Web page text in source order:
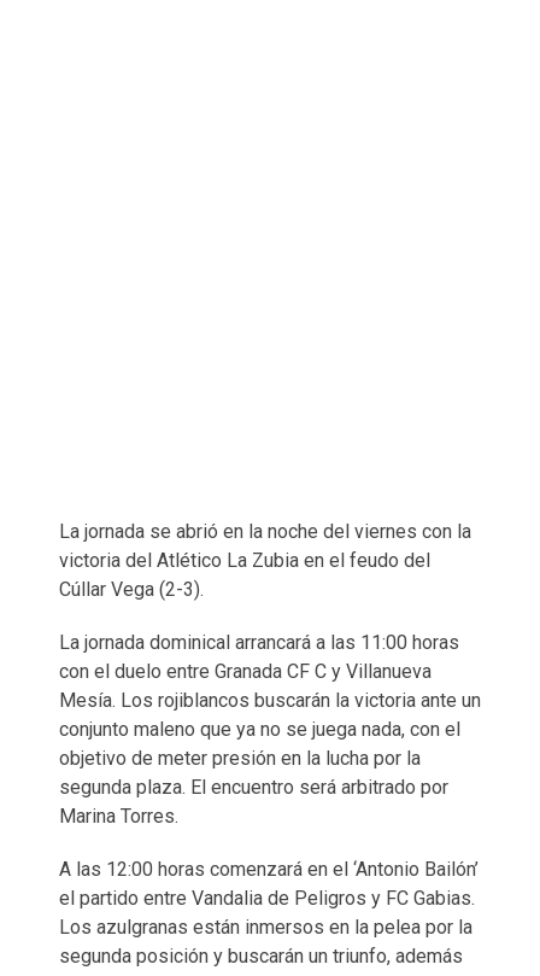
La jornada se abrió en la noche del viernes con la
victoria del Atlético La Zubia en el feudo del
Cúllar Vega (2-3).
La jornada dominical arrancará a las 11:00 horas
con el duelo entre Granada CF C y Villanueva
Mesía. Los rojiblancos buscarán la victoria ante un
conjunto maleno que ya no se juega nada, con el
objetivo de meter presión en la lucha por la
segunda plaza. El encuentro será arbitrado por
Marina Torres.
A las 12:00 horas comenzará en el ‘Antonio Bailón’
el partido entre Vandalia de Peligros y FC Gabias.
Los azulgranas están inmersos en la pelea por la
segunda posición y buscarán un triunfo, además